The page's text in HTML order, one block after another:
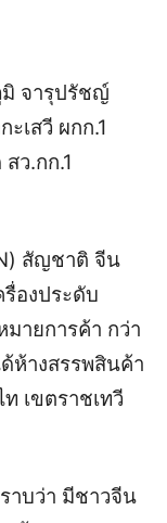
จารุปรัชญ์
เสวี ผกก.1
ว.กก.1
สัญชาติ จีน
รื่องประดับ
ายการค้า กว่า
ห้างสรรพสินค้า
เขตราชเทวี
าบว่า มีชาวจีน